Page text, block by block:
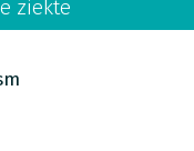
ziekte